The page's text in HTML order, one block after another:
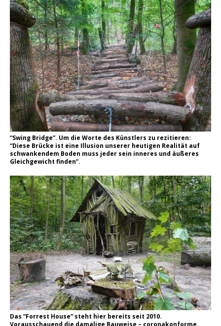
“Swing Bridge”. Um die Worte des Künstlers zu rezitieren:
“Diese Brücke ist eine Illusion unserer heutigen Realität auf
schwankendem Boden muss jeder sein inneres und äußeres
Gleichgewicht finden”.
Das “Forrest House” steht hier bereits seit 2010.
Vorausschauend die damalige Bauweise – coronakonforme